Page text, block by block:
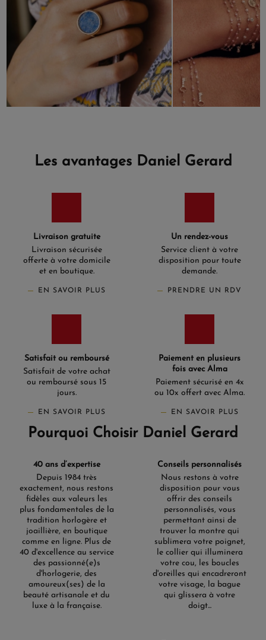
Les avantages Daniel Gerard
Livraison gratuite
Livraison sécurisée
offerte à votre domicile
et en boutique.
EN SAVOIR PLUS
Un rendez-vous
Service client à votre
disposition pour toute
demande.
PRENDRE UN RDV
Satisfait ou remboursé
Satisfait de votre achat
ou remboursé sous 15
jours.
EN SAVOIR PLUS
Paiement en plusieurs
fois avec Alma
Paiement sécurisé en 4x
ou 10x offert avec Alma.
EN SAVOIR PLUS
Pourquoi Choisir Daniel Gerard
40 ans d’expertise
Depuis 1984 très
exactement, nous restons
fidèles aux valeurs les
plus fondamentales de la
tradition horlogère et
joaillière, en boutique
comme en ligne. Plus de
40 d'excellence au service
des passionné(e)s
d'horlogerie, des
amoureux(ses) de la
beauté artisanale et du
luxe à la française.
Conseils personnalisés
Nous restons à votre
disposition pour vous
offrir des conseils
personnalisés, vous
permettant ainsi de
trouver la montre qui
sublimera votre poignet,
le collier qui illuminera
votre cou, les boucles
d'oreilles qui encadreront
votre visage, la bague
qui glissera à votre
doigt...